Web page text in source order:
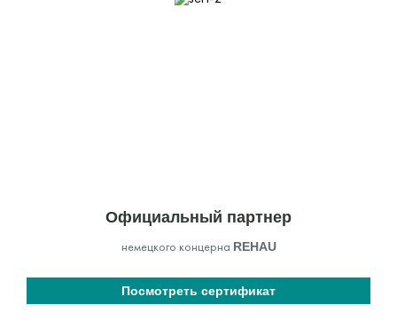
Официальный партнер
немецкого концерна REHAU
Посмотреть сертификат